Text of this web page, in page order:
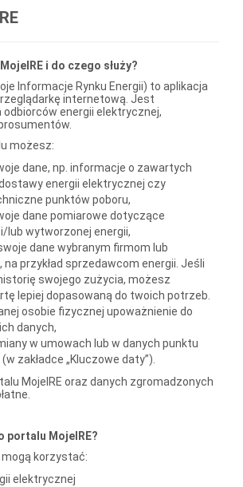
i do czego służy?
Informacje Rynku Energii) to aplikacja
internetową. Jest
energii elektrycznej,
możesz:
dane, np. informacje o zawartych
energii elektrycznej czy
punktów poboru,
dane pomiarowe dotyczące
lub wytworzonej energii,
dane wybranym firmom lub
przykład sprzedawcom energii. Jeśli
swojego zużycia, możesz
lepiej dopasowaną do twoich potrzeb.
osobie fizycznej upoważnienie do
danych,
w umowach lub w danych punktu
zakładce „Kluczowe daty”).
MojeIRE oraz danych zgromadzonych
portalu MojeIRE?
mogą korzystać:
elektrycznej